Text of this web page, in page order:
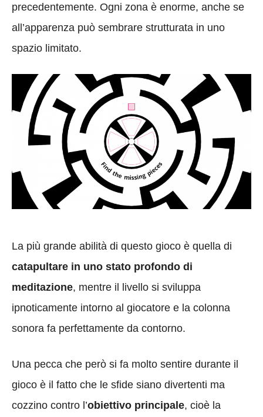
precedentemente. Ogni zona è enorme, anche se
all’apparenza può sembrare strutturata in uno
spazio limitato.
La più grande abilità di questo gioco è quella di
catapultare in uno stato profondo di
meditazione, mentre il livello si sviluppa
ipnoticamente intorno al giocatore e la colonna
sonora fa perfettamente da contorno.
Una pecca che però si fa molto sentire durante il
gioco è il fatto che le sfide siano divertenti ma
cozzino contro l’obiettivo principale, cioè la